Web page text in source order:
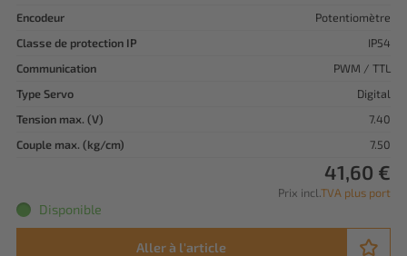
Encodeur
Potentiomètre
Classe de protection IP
IP54
Communication
PWM / TTL
Type Servo
Digital
Tension max. (V)
7.40
Couple max. (kg/cm)
7.50
41,60 €
Prix incl. TVA plus port
Disponible
Aller à l'article